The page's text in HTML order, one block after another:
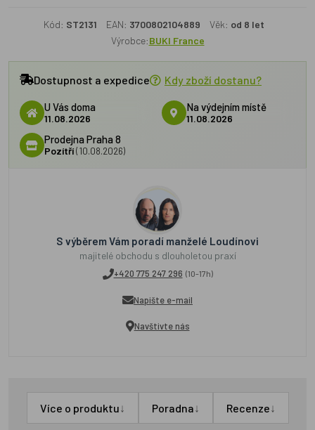
Kód: ST2131 EAN: 3700802104889 Věk: od 8 let
Výrobce:BUKI France
Dostupnost a expedice Kdy zboží dostanu?
U Vás doma
11.08.2026
Na výdejním místě
11.08.2026
Prodejna Praha 8
Pozítří(10.08.2026)
S výběrem Vám poradí manželé Loudínovi
majitelé obchodu s dlouholetou praxí
+420 775 247 296 (10-17h)
Napište e-mail
Navštivte nás
Více o produktu↓ Poradna↓ Recenze↓